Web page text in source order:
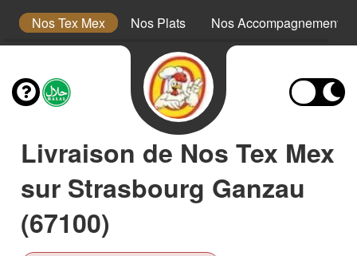
Nos Tex Mex Nos Plats Nos Accompagnements
Livraison de Nos Tex Mex
sur Strasbourg Ganzau
(67100)